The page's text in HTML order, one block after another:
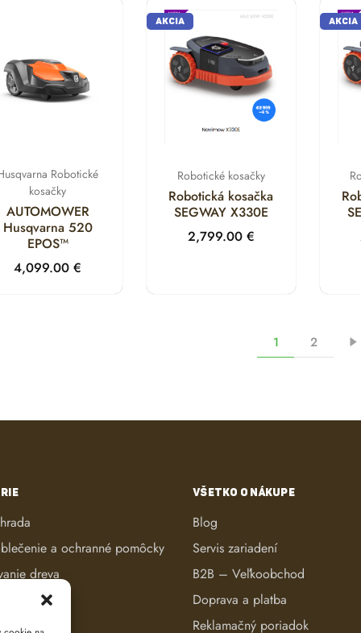
Robotické
kosačky
AUTOMOWER
Husqvarna 520
EPOS™
4,099.00€
AKCIA
Robotické kosačky
Robotická kosačka
SEGWAY X330E
2,799.00 €
AKCIA
1 2
a ochranné pomôcky
dreva
kosačky
dreva
VŠETKO O NÁKUPE
Blog
Servis zariadení
B2B – Veľkoobchod
Doprava a platba
Reklamačný poriadok